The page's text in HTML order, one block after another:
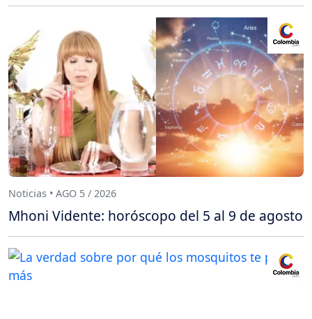
Noticias • AGO 5 / 2026
Mhoni Vidente: horóscopo del 5 al 9 de agosto